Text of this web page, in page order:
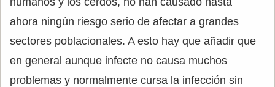
ahora ningún riesgo serio de afectar a grandes
sectores poblacionales. A esto hay que añadir que
en general aunque infecte no causa muchos
problemas y normalmente cursa la infección sin